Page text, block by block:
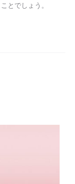
とでしょう。